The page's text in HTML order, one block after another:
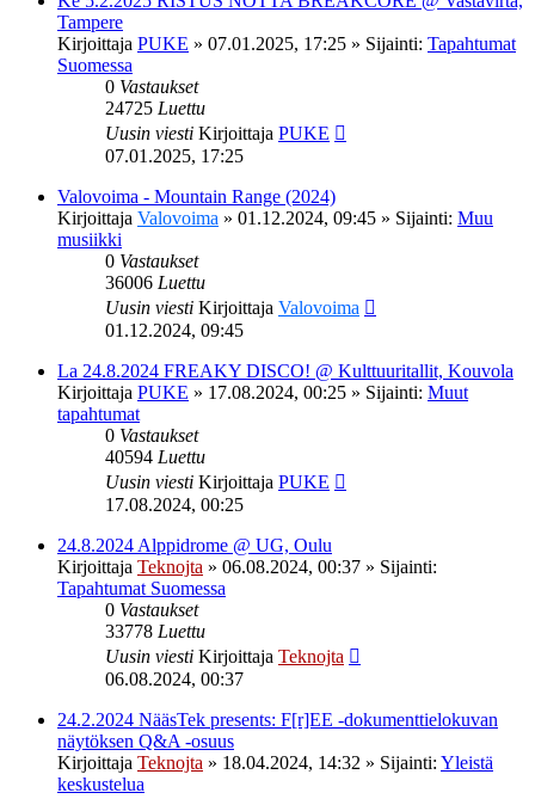
Tampere
Kirjoittaja PUKE » 07.01.2025, 17:25 » Sijainti: Tapahtumat
Suomessa
0 Vastaukset
24725 Luettu
Uusin viesti Kirjoittaja PUKE
07.01.2025, 17:25
Valovoima - Mountain Range (2024)
Kirjoittaja Valovoima » 01.12.2024, 09:45 » Sijainti: Muu
musiikki
0 Vastaukset
36006 Luettu
Uusin viesti Kirjoittaja Valovoima
01.12.2024, 09:45
La 24.8.2024 FREAKY DISCO! @ Kulttuuritallit, Kouvola
Kirjoittaja PUKE » 17.08.2024, 00:25 » Sijainti: Muut
tapahtumat
0 Vastaukset
40594 Luettu
Uusin viesti Kirjoittaja PUKE
17.08.2024, 00:25
24.8.2024 Alppidrome @ UG, Oulu
Kirjoittaja Teknojta » 06.08.2024, 00:37 » Sijainti:
Tapahtumat Suomessa
0 Vastaukset
33778 Luettu
Uusin viesti Kirjoittaja Teknojta
06.08.2024, 00:37
24.2.2024 NääsTek presents: F[r]EE -dokumenttielokuvan
näytöksen Q&A -osuus
Kirjoittaja Teknojta » 18.04.2024, 14:32 » Sijainti: Yleistä
keskustelua